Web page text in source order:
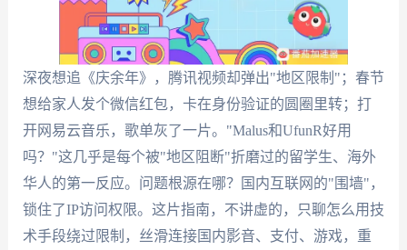
深夜想追《庆余年》，腾讯视频却弹出"地区限制"；春节
想给家人发个微信红包，卡在身份验证的圆圈里转；打
开网易云音乐，歌单灰了一片。"Malus和UfunR好用
吗？"这几乎是每个被"地区阻断"折磨过的留学生、海外
华人的第一反应。问题根源在哪？国内互联网的"围墙"，
锁住了IP访问权限。这片指南，不讲虚的，只聊怎么用技
术手段绕过限制，丝滑连接国内影音、支付、游戏，重